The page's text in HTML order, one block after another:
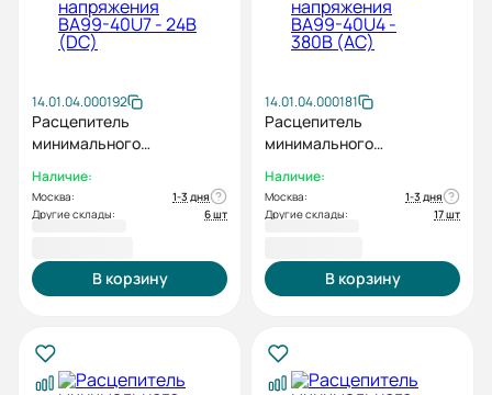
14.01.04.000192
Расцепитель
минимального
24В (DC)
Наличие:
Москва:
1-3 дня
Другие склады:
6 шт
В корзину
14.01.04.000181
Расцепитель
минимального
380В (AC)
Наличие:
Москва:
1-3 дня
Другие склады:
17 шт
В корзину